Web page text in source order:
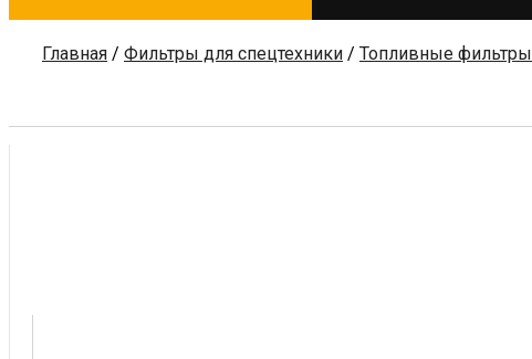
Главная / Фильтры для спецтехники / Топливные фильтры